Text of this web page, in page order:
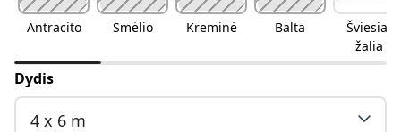
Antracito Smėlio Kreminė Balta
Šviesiai
žalia
Dydis
4 x 6 m